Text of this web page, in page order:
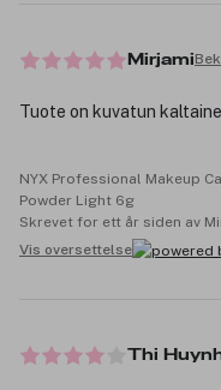
Mirjami
Tuote on kuvatun
NYX Professional Makeup
Powder Light 6g
Skrevet for ett år siden av
Vis oversettelse
Thi